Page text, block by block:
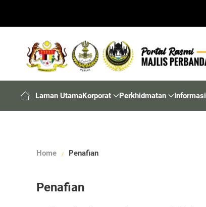
Laman UtamaKorporat Perkhidmatan Informasi
Home Penafian
Penafian